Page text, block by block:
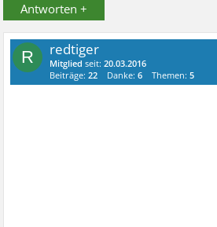
Antworten +
R redtiger
Mitglied seit:20.03.2016
Beiträge:22 Danke:6 Themen:5